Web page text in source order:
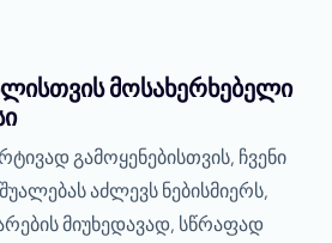
მოსახერხებელი
გამოყენებისთვის, ჩვენი
აძლევს ნებისმიერს,
მიუხედავად, სწრაფად